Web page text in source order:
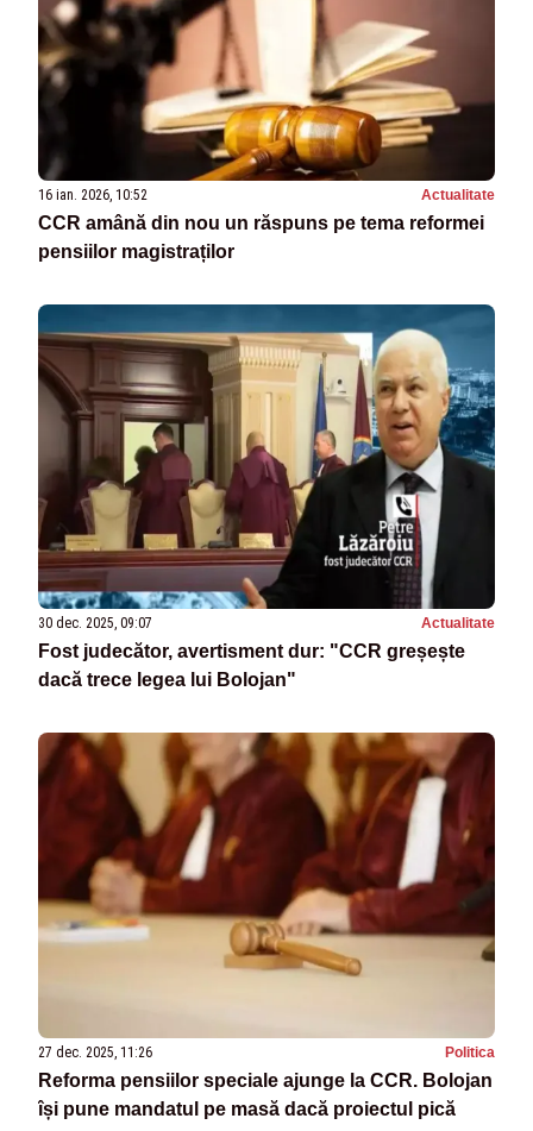
16 ian. 2026, 10:52 Actualitate
CCR amână din nou un răspuns pe tema reformei
pensiilor magistraților
30 dec. 2025, 09:07 Actualitate
Fost judecător, avertisment dur: "CCR greșește
dacă trece legea lui Bolojan"
27 dec. 2025, 11:26 Politica
Reforma pensiilor speciale ajunge la CCR. Bolojan
își pune mandatul pe masă dacă proiectul pică